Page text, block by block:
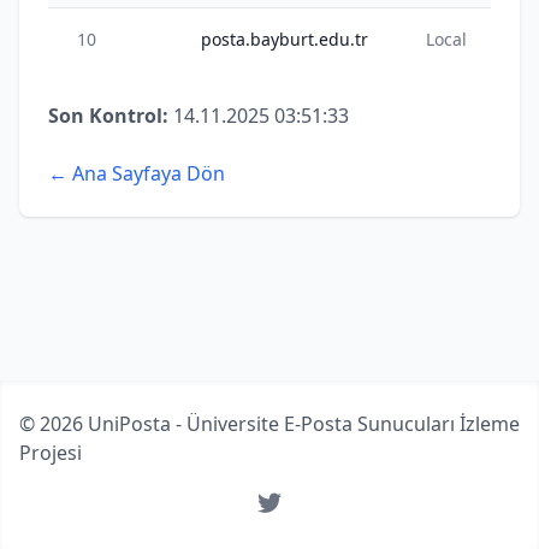
10 posta.bayburt.edu.tr Local
Son Kontrol: 14.11.2025 03:51:33
← Ana Sayfaya Dön
© 2026 UniPosta - Üniversite E-Posta Sunucuları İzleme
Projesi